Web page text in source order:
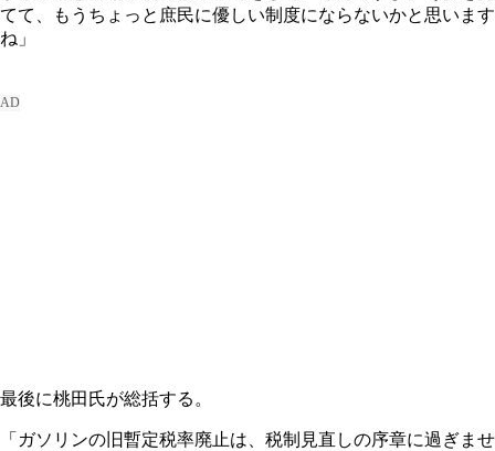
てて、もうちょっと庶民に優しい制度にならないかと思います
ね」
最後に桃田氏が総括する。
「ガソリンの旧暫定税率廃止は、税制見直しの序章に過ぎませ